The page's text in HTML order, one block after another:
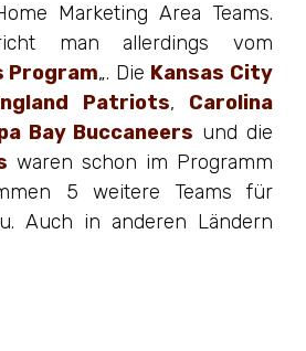
Marketing Area Teams.
man allerdings vom
Program„. Die Kansas City
Patriots, Carolina
Bay Buccaneers und die
waren schon im Programm
5 weitere Teams für
Auch in anderen Ländern